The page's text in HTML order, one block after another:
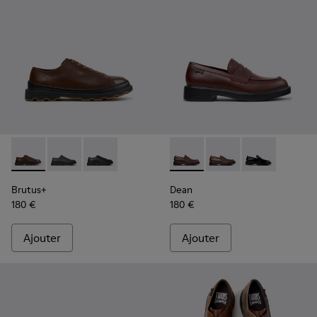
Brutus+ - K101066-004 - Chaussures en cuir marron pour
Brutus+ - K101066-002
Brutus+ - K101066-001
Brutus+
180 €
Ajouter
Dean - K101045-008 -
Dean - K101045-005
Dean -
Dean
180 €
Ajouter